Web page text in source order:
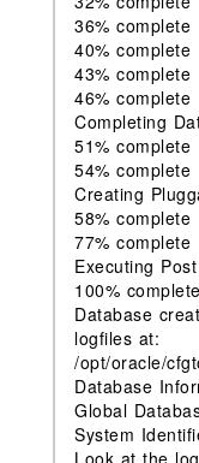
36% complete
40% complete
43% complete
46% complete
Completing
51% complete
54% complete
Creating
58% complete
77% complete
Executing
100% complete
Database
logfiles at:
/opt/oracle/
Database
Global
System
Look at the